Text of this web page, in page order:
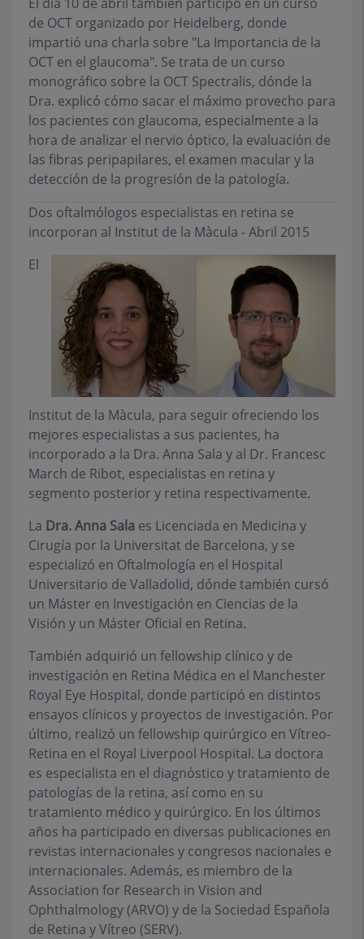
de OCT organizado por Heidelberg, donde
impartió una charla sobre "La Importancia de la
OCT en el glaucoma". Se trata de un curso
monográfico sobre la OCT Spectralis, dónde la
Dra. explicó cómo sacar el máximo provecho para
los pacientes con glaucoma, especialmente a la
hora de analizar el nervio óptico, la evaluación de
las fibras peripapilares, el examen macular y la
detección de la progresión de la patología.
Dos oftalmólogos especialistas en retina se
incorporan al Institut de la Màcula - Abril 2015
El
Institut de la Màcula, para seguir ofreciendo los
mejores especialistas a sus pacientes, ha
incorporado a la Dra. Anna Sala y al Dr. Francesc
March de Ribot, especialistas en retina y
segmento posterior y retina respectivamente.
La Dra. Anna Sala es Licenciada en Medicina y
Cirugía por la Universitat de Barcelona, y se
especializó en Oftalmología en el Hospital
Universitario de Valladolid, dónde también cursó
un Máster en Investigación en Ciencias de la
Visión y un Máster Oficial en Retina.
También adquirió un fellowship clínico y de
investigación en Retina Médica en el Manchester
Royal Eye Hospital, donde participó en distintos
ensayos clínicos y proyectos de investigación. Por
último, realizó un fellowship quirúrgico en Vítreo-
Retina en el Royal Liverpool Hospital. La doctora
es especialista en el diagnóstico y tratamiento de
patologías de la retina, así como en su
tratamiento médico y quirúrgico. En los últimos
años ha participado en diversas publicaciones en
revistas internacionales y congresos nacionales e
internacionales. Además, es miembro de la
Association for Research in Vision and
Ophthalmology (ARVO) y de la Sociedad Española
de Retina y Vítreo (SERV).